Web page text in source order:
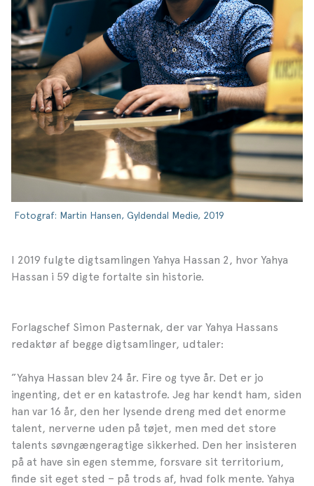
Fotograf: Martin Hansen, Gyldendal Medie, 2019
I 2019 fulgte digtsamlingen Yahya Hassan 2, hvor Yahya
Hassan i 59 digte fortalte sin historie.
Forlagschef Simon Pasternak, der var Yahya Hassans
redaktør af begge digtsamlinger, udtaler:
”Yahya Hassan blev 24 år. Fire og tyve år. Det er jo
ingenting, det er en katastrofe. Jeg har kendt ham, siden
han var 16 år, den her lysende dreng med det enorme
talent, nerverne uden på tøjet, men med det store
talents søvngængeragtige sikkerhed. Den her insisteren
på at have sin egen stemme, forsvare sit territorium,
finde sit eget sted – på trods af, hvad folk mente. Yahya